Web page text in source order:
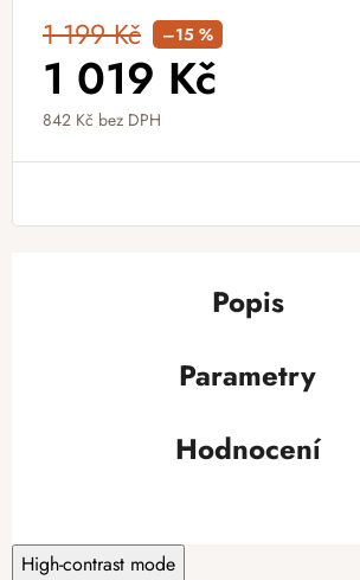
1 199 Kč –15 %
1 019 Kč
842 Kč bez DPH
Měrná cena:
Popis
Parametry
Hodnocení
High-contrast mode